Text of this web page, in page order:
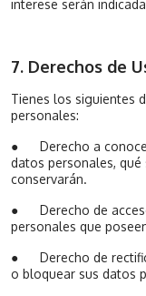
interese serán
7. Derechos de
Tienes los siguientes
personales:
●
Derecho a
datos personales,
conservarán.
●
Derecho de
personales que
●
Derecho de
o bloquear sus datos